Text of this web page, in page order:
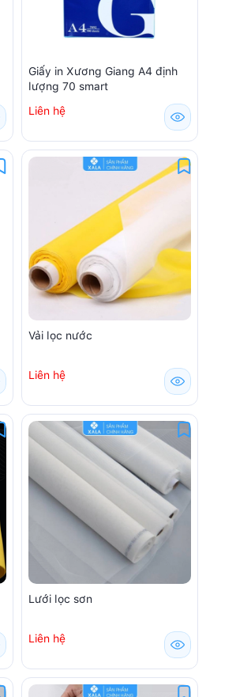
Giấy in Xương Giang A4 định
lượng 70 smart
Liên hệ
Vải lọc nước
Liên hệ
Lưới lọc sơn
Liên hệ